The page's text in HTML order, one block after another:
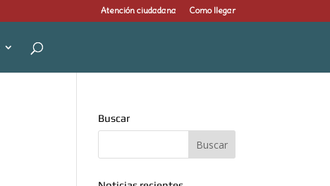
Atención ciudadana Como llegar
Buscar